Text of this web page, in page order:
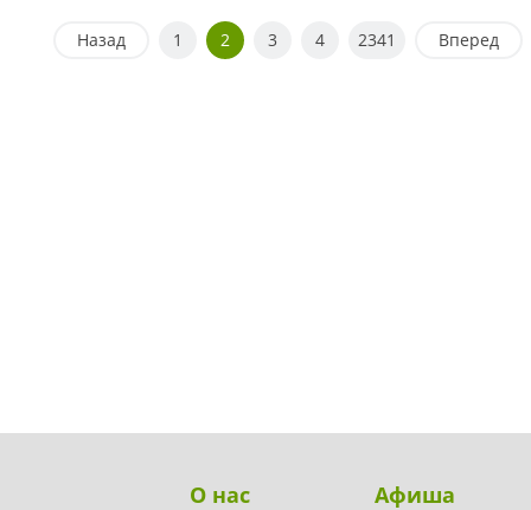
Назад 1 2 3 4 2341 Вперед
О нас Афиша